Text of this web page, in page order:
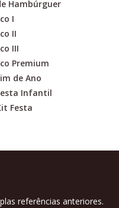
Hambúrguer
I
II
III
Premium
de Ano
Infantil
Festa
referências anteriores.